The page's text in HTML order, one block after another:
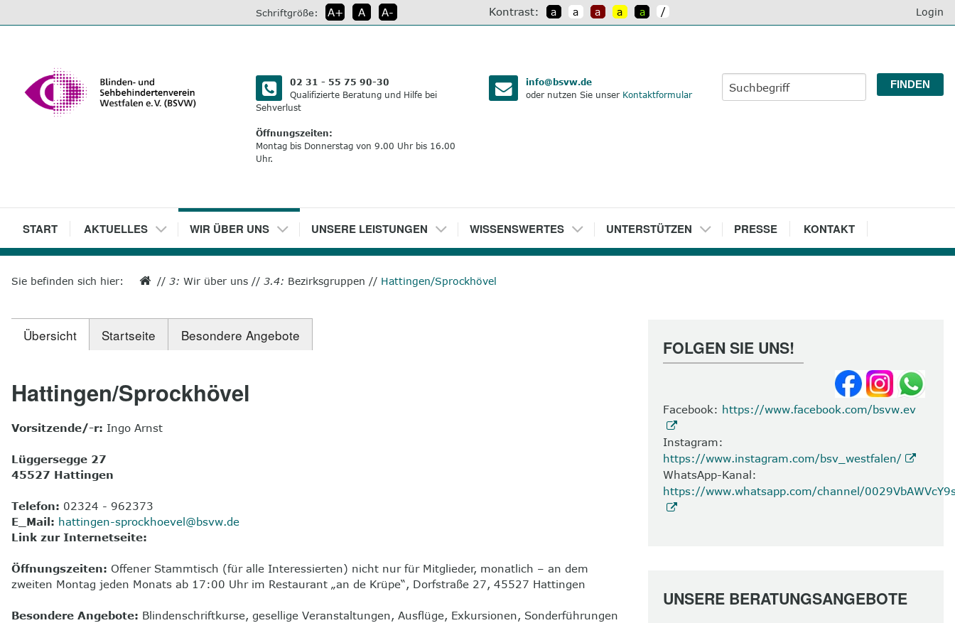
zum
Schriftgröße: A+ A A- Kontrast: a a a a a / Login
02 31 - 55 75 90-30
Qualifizierte Beratung und Hilfe bei
Sehverlust
Öffnungszeiten:
Montag bis Donnerstag von 9.00 Uhr bis 16.00
Uhr.
info@bsvw.de
oder nutzen Sie unser Kontaktformular
1
START 2
AKTUELLES 3
WIR ÜBER UNS 4
UNSERE LEISTUNGEN 5
WISSENSWERTES 6
UNTERSTÜTZEN 7
PRESSE 8
KONTAKT
Sie befinden sich hier: //3:Wir über uns //3.4: Bezirksgruppen // Hattingen/Sprockhövel
Übersicht Startseite Besondere Angebote
Hattingen/Sprockhövel
Vorsitzende/-r: Ingo Arnst
Lüggersegge 27
45527 Hattingen
Telefon: 02324 - 962373
E_Mail: hattingen-sprockhoevel@bsvw.de
Link zur Internetseite:
Öffnungszeiten:Offener Stammtisch (für alle Interessierten) nicht nur für Mitglieder, monatlich – an dem
zweiten Montag jeden Monats ab 17:00 Uhr im Restaurant „an de Krüpe“, Dorfstraße 27, 45527 Hattingen
Besondere Angebote: Blindenschriftkurse, gesellige Veranstaltungen, Ausflüge, Exkursionen, Sonderführungen
FOLGEN SIE UNS!
Facebook: https://www.facebook.com/bsvw.ev
Instagram:
https://www.instagram.com/bsv_westfalen/
WhatsApp-Kanal:
https://www.whatsapp.com/channel/
UNSERE BERATUNGSANGEBOTE